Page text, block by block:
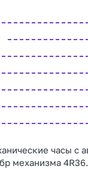
часы с
механизма